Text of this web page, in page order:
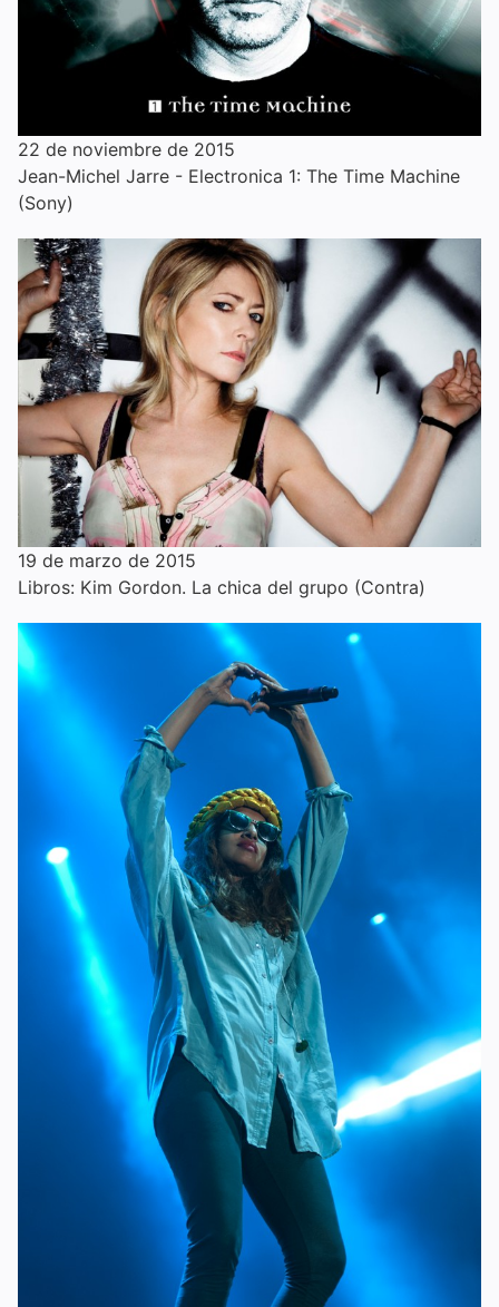
22 de noviembre de 2015
Jean-Michel Jarre - Electronica 1: The Time Machine
(Sony)
19 de marzo de 2015
Libros: Kim Gordon. La chica del grupo (Contra)